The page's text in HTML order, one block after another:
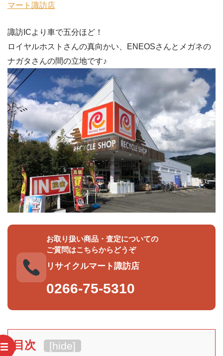
マート諏訪店
諏訪ICより車で五分ほど！
ロイヤルホストさんの真向かい、ENEOSさんとメガネの
ナガタさんの間の立地です♪
お取り扱い商品・査定についての
ご質問はこちらからどうぞ
リサイクルマート諏訪店
0266-75-5310
目次 [hide]